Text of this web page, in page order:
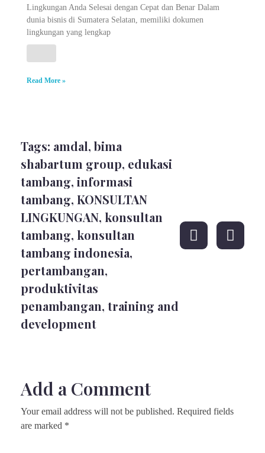
Lingkungan Anda Selesai dengan Cepat dan Benar Dalam
dunia bisnis di Sumatera Selatan, memiliki dokumen
lingkungan yang lengkap
Read More »
Tags: amdal, bima
shabartum group, edukasi
tambang, informasi
tambang, KONSULTAN
LINGKUNGAN, konsultan
tambang, konsultan
tambang indonesia,
pertambangan,
produktivitas
penambangan, training and
development
Add a Comment
Your email address will not be published. Required fields
are marked *